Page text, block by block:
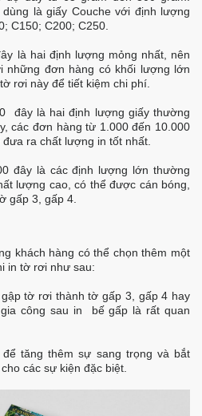
là giấy Couche với định lượng
C150; C200; C250.
là hai định lượng mỏng nhất, nên
những đơn hàng có khối lượng lớn
rơi này để tiết kiệm chi phí.
đây là hai định lượng giấy thường
các đơn hàng từ 1.000 đến 10.000
ra chất lượng in tốt nhất.
đây là các định lượng lớn thường
lượng cao, có thể được cán bóng,
gấp 3, gấp 4.
khách hàng có thể chọn thêm một
in tờ rơi như sau:
tờ rơi thành tờ gấp 3, gấp 4 hay
công sau in bế gấp là rất quan
tăng thêm sự sang trọng và bắt
các sự kiện đặc biệt.